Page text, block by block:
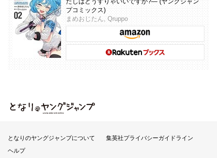
プコミックス)
まめおじたん, Qruppo
となりのヤングジャンプ
となりのヤングジャンプについて
集英社プライバシーガイドライン
ヘルプ